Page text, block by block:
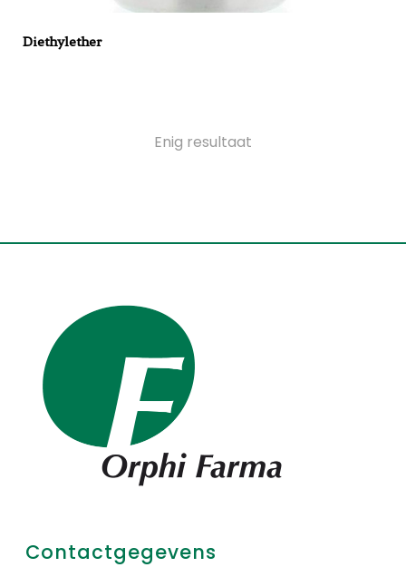
Diethylether
Enig resultaat
Contactgegevens